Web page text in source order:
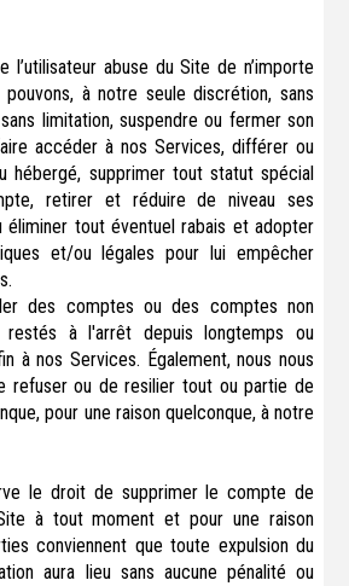
l’utilisateur abuse du Site de n’importe
à notre seule discrétion, sans
limitation, suspendre ou fermer son
accéder à nos Services, différer ou
hébergé, supprimer tout statut spécial
retirer et réduire de niveau ses
éliminer tout éventuel rabais et adopter
et/ou légales pour lui empêcher
des comptes ou des comptes non
à l'arrêt depuis longtemps ou
à nos Services. Également, nous nous
refuser ou de resilier tout ou partie de
pour une raison quelconque, à notre
le droit de supprimer le compte de
à tout moment et pour une raison
conviennent que toute expulsion du
aura lieu sans aucune pénalité ou